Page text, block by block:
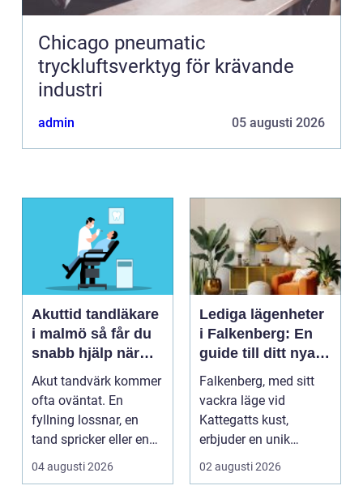
Chicago pneumatic
tryckluftsverktyg för krävande
industri
admin 05 augusti 2026
Akuttid tandläkare
i malmö så får du
snabb hjälp när
tanden gör ont
Akut tandvärk kommer
ofta oväntat. En
fyllning lossnar, en
tand spricker eller en
visdomstand svulln...
04 augusti 2026
Lediga lägenheter
i Falkenberg: En
guide till ditt nya
hem
Falkenberg, med sitt
vackra läge vid
Kattegatts kust,
erbjuder en unik
livsupplevelse för ...
02 augusti 2026